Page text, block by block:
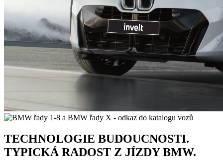
TECHNOLOGIE BUDOUCNOSTI.
TYPICKÁ RADOST Z JÍZDY BMW.